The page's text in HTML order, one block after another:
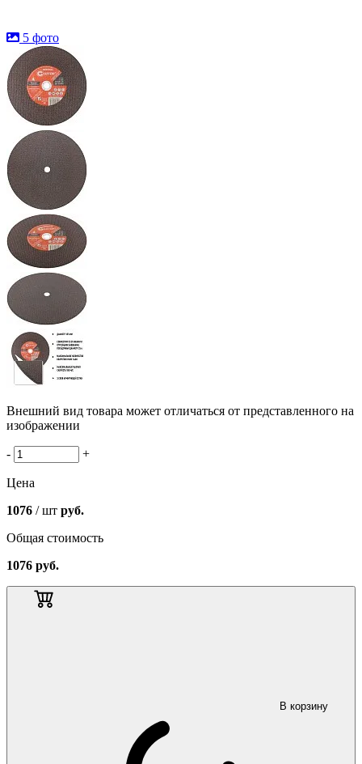
5 фото
Внешний вид товара может отличаться от представленного на
изображении
- +
Цена
1076 / шт руб.
Общая стоимость
1076 руб.
В корзину